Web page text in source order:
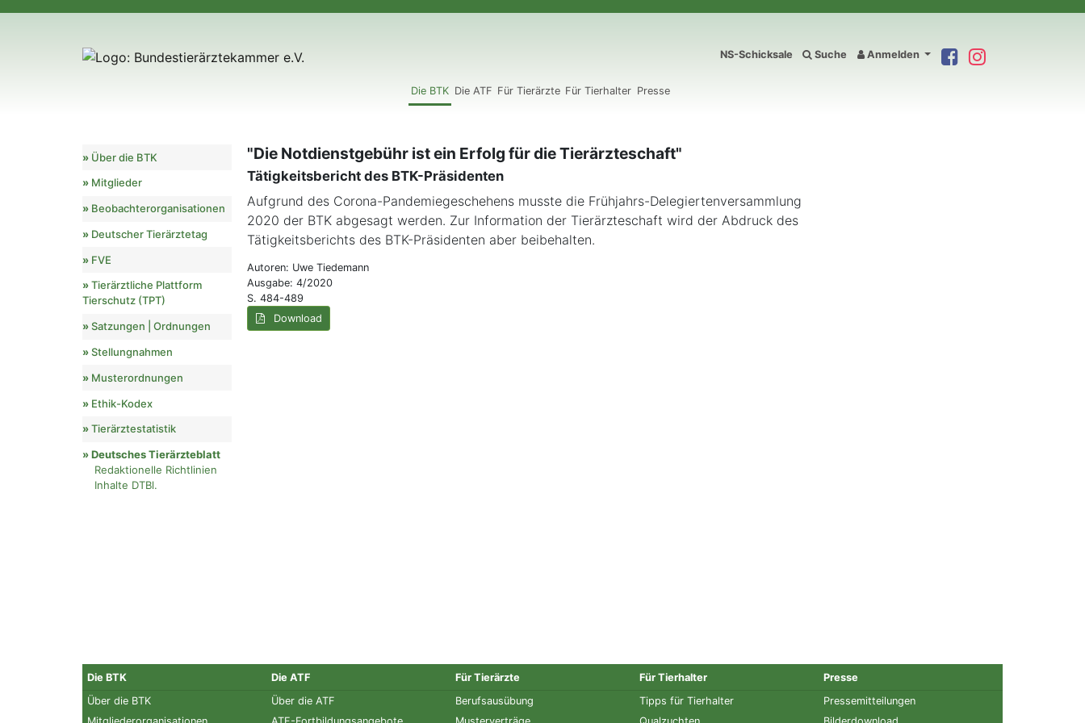
NS-Schicksale Suche Anmelden
Die BTK Die ATF Für Tierärzte Für Tierhalter Presse
Über die BTK
Mitglieder
Beobachterorganisationen
Deutscher Tierärztetag
FVE
Tierärztliche Plattform
Tierschutz (TPT)
Satzungen | Ordnungen
Stellungnahmen
Musterordnungen
Ethik-Kodex
Tierärztestatistik
Deutsches Tierärzteblatt
Redaktionelle Richtlinien
Inhalte DTBl.
"Die Notdienstgebühr ist ein Erfolg für die Tierärzteschaft"
Tätigkeitsbericht des BTK-Präsidenten
Aufgrund des Corona-Pandemiegeschehens musste die Frühjahrs-Delegiertenversammlung
2020 der BTK abgesagt werden. Zur Information der Tierärzteschaft wird der Abdruck des
Tätigkeitsberichts des BTK-Präsidenten aber beibehalten.
Autoren: Uwe Tiedemann
Ausgabe: 4/2020
S. 484-489
Download
Die BTK
Über die BTK
Die ATF
Über die ATF
Für Tierärzte
Berufsausübung
Für Tierhalter
Tipps für Tierhalter
Presse
Pressemitteilungen